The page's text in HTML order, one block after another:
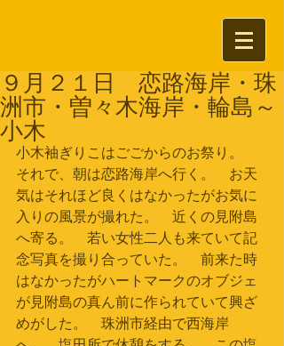
９月２１日 恋路海岸・珠
洲市・曽々木海岸・輪島～
小木
小木袖ぎりこはごごからのお祭り。
それで、朝は恋路海岸へ行く。　お天
気はそれほど良くはなかったがお気に
入りの風景が撮れた。　近くの見附島
へ寄る。　若い女性二人も来ていて記
念写真を撮り合っていた。　前来た時
はなかったがハートマークのオブジェ
が見附島の真ん前に作られていて興ざ
めがした。　珠洲市経由で西海岸